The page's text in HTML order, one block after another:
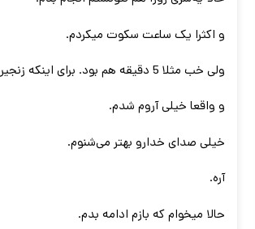
و اکثرا یک ساعت سکوت میکردم.
ولی خب مثلا 5 دقیقه هم بود. برای اینکه زنجیره نشکنه…
و واقعا خیلی آروم شدم.
خیلی صدای خدارو بهتر می‌شنوم.
آره.
حالا میخوام که بازم ادامه بدم.